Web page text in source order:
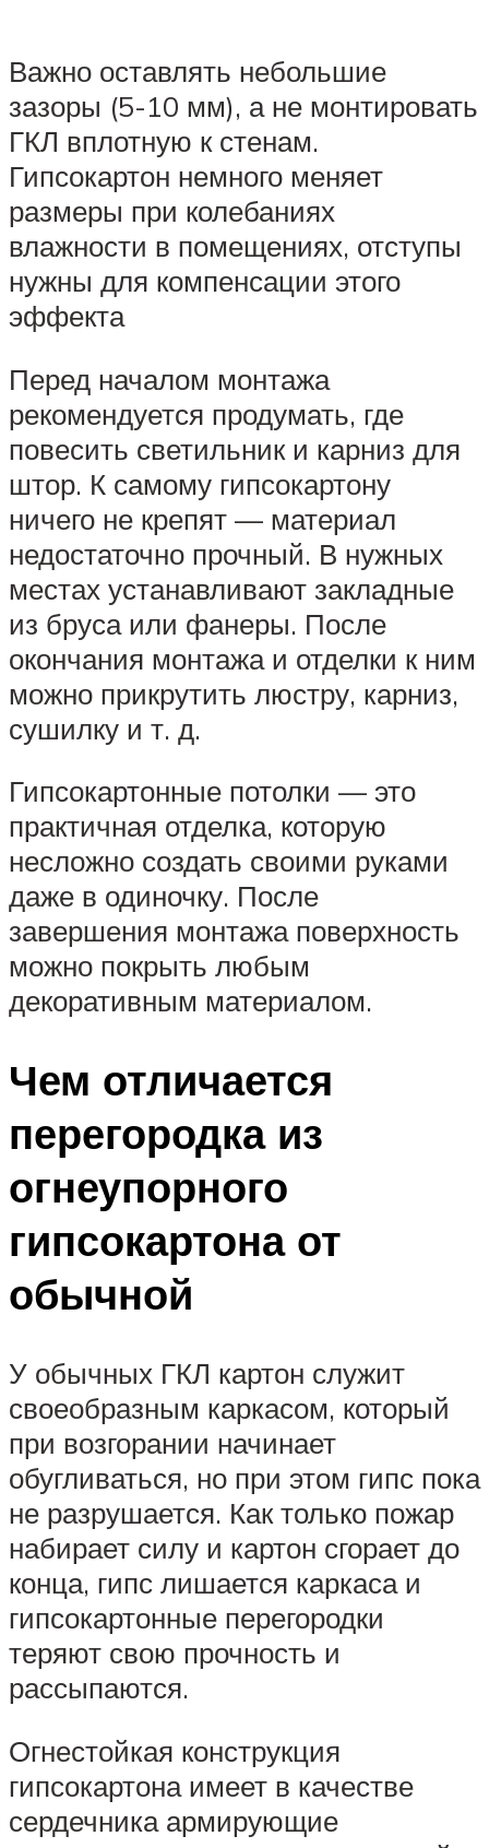
Важно оставлять небольшие
зазоры (5-10 мм), а не монтировать
ГКЛ вплотную к стенам.
Гипсокартон немного меняет
размеры при колебаниях
влажности в помещениях, отступы
нужны для компенсации этого
эффекта
Перед началом монтажа
рекомендуется продумать, где
повесить светильник и карниз для
штор. К самому гипсокартону
ничего не крепят — материал
недостаточно прочный. В нужных
местах устанавливают закладные
из бруса или фанеры. После
окончания монтажа и отделки к ним
можно прикрутить люстру, карниз,
сушилку и т. д.
Гипсокартонные потолки — это
практичная отделка, которую
несложно создать своими руками
даже в одиночку. После
завершения монтажа поверхность
можно покрыть любым
декоративным материалом.
Чем отличается
перегородка из
огнеупорного
гипсокартона от
обычной
У обычных ГКЛ картон служит
своеобразным каркасом, который
при возгорании начинает
обугливаться, но при этом гипс пока
не разрушается. Как только пожар
набирает силу и картон сгорает до
конца, гипс лишается каркаса и
гипсокартонные перегородки
теряют свою прочность и
рассыпаются.
Огнестойкая конструкция
гипсокартона имеет в качестве
сердечника армирующие